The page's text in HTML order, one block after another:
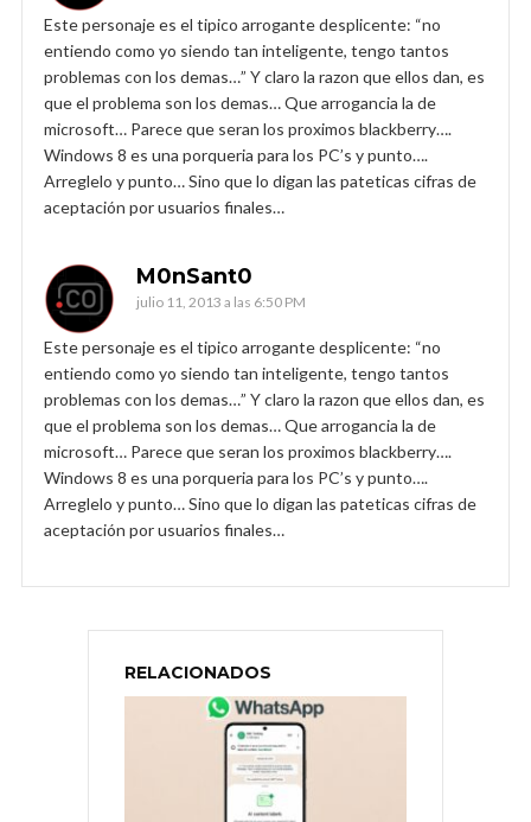
Este personaje es el tipico arrogante desplicente: “no
entiendo como yo siendo tan inteligente, tengo tantos
problemas con los demas…” Y claro la razon que ellos dan, es
que el problema son los demas… Que arrogancia la de
microsoft… Parece que seran los proximos blackberry….
Windows 8 es una porqueria para los PC’s y punto….
Arreglelo y punto… Sino que lo digan las pateticas cifras de
aceptación por usuarios finales…
M0nSant0
julio 11, 2013 a las 6:50 PM
Este personaje es el tipico arrogante desplicente: “no
entiendo como yo siendo tan inteligente, tengo tantos
problemas con los demas…” Y claro la razon que ellos dan, es
que el problema son los demas… Que arrogancia la de
microsoft… Parece que seran los proximos blackberry….
Windows 8 es una porqueria para los PC’s y punto….
Arreglelo y punto… Sino que lo digan las pateticas cifras de
aceptación por usuarios finales…
RELACIONADOS